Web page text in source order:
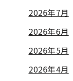
2026年7月
2026年6月
2026年5月
2026年4月